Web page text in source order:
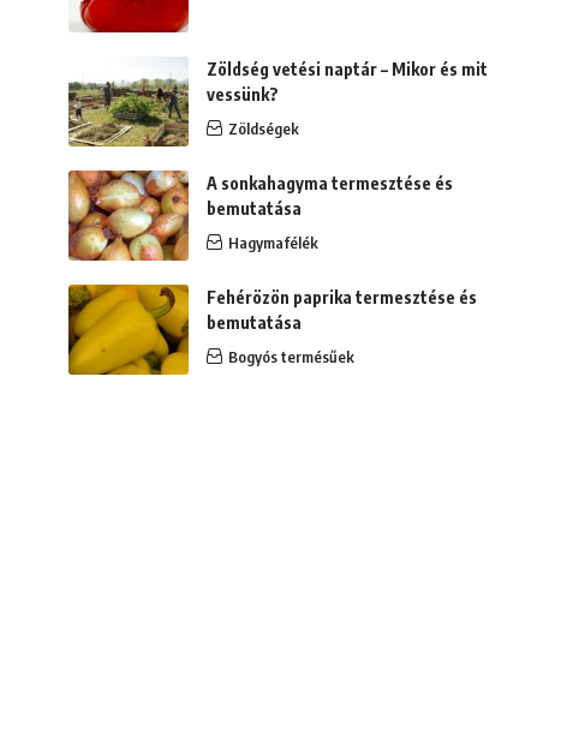
Zöldség vetési naptár – Mikor és mit
vessünk?
Zöldségek
A sonkahagyma termesztése és
bemutatása
Hagymafélék
Fehérözön paprika termesztése és
bemutatása
Bogyós termésűek